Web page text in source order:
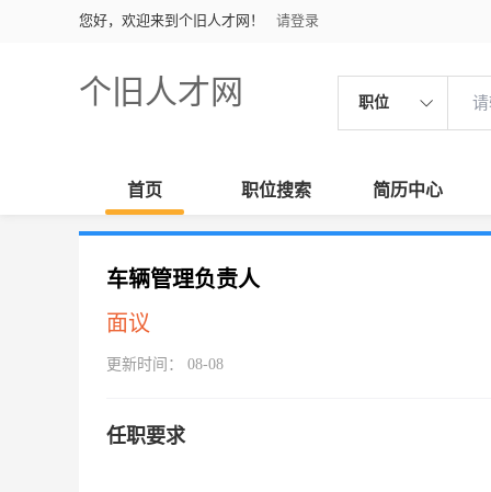
您好，欢迎来到个旧人才网！ 请登录
个旧人才网 职位
首页 职位搜索 简历中心
车辆管理负责人
面议
更新时间： 08-08
任职要求